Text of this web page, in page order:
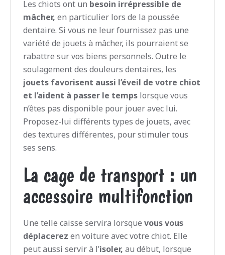
Les chiots ont un besoin irrépressible de
mâcher, en particulier lors de la poussée
dentaire. Si vous ne leur fournissez pas une
variété de jouets à mâcher, ils pourraient se
rabattre sur vos biens personnels. Outre le
soulagement des douleurs dentaires, les
jouets favorisent aussi l’éveil de votre chiot
et l’aident à passer le temps lorsque vous
n’êtes pas disponible pour jouer avec lui.
Proposez-lui différents types de jouets, avec
des textures différentes, pour stimuler tous
ses sens.
La cage de transport : un
accessoire multifonction
Une telle caisse servira lorsque vous vous
déplacerez en voiture avec votre chiot. Elle
peut aussi servir à l’isoler, au début, lorsque